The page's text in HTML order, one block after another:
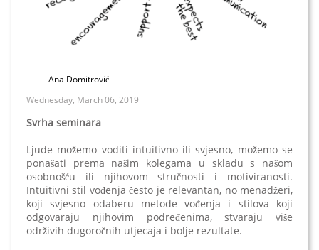
Ana Domitrović
Wednesday, March 06, 2019
Svrha seminara
Ljude možemo voditi intuitivno ili svjesno, možemo se
ponašati prema našim kolegama u skladu s našom
osobnošću ili njihovom stručnosti i motiviranosti.
Intuitivni stil vođenja često je relevantan, no menadžeri,
koji svjesno odaberu metode vođenja i stilova koji
odgovaraju njihovim podređenima, stvaraju više
održivih dugoročnih utjecaja i bolje rezultate.